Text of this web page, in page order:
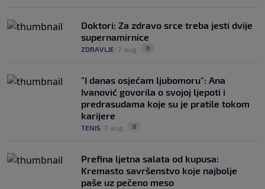
Doktori: Za zdravo srce treba jesti dvije
supernamirnice
ZDRAVLJE 7. aug. 0
"I danas osjećam ljubomoru": Ana
Ivanović govorila o svojoj ljepoti i
predrasudama koje su je pratile tokom
karijere
TENIS 7. aug. 0
Prefina ljetna salata od kupusa:
Kremasto savršenstvo koje najbolje
paše uz pečeno meso